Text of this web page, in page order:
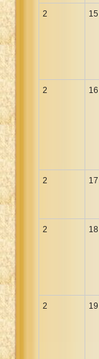
2 15
2 16
2 17
2 18
2 19